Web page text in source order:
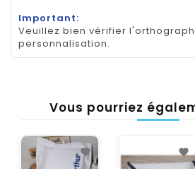
Important:
Veuillez bien vérifier
personnalisation.
Vous pourriez